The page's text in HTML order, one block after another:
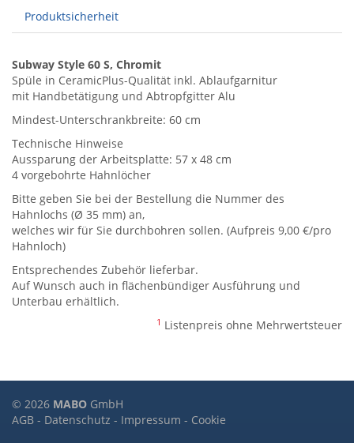
Produktsicherheit
Subway Style 60 S, Chromit
Spüle in CeramicPlus-Qualität inkl. Ablaufgarnitur
mit Handbetätigung und Abtropfgitter Alu
Mindest-Unterschrankbreite: 60 cm
Technische Hinweise
Aussparung der Arbeitsplatte: 57 x 48 cm
4 vorgebohrte Hahnlöcher
Bitte geben Sie bei der Bestellung die Nummer des
Hahnlochs (Ø 35 mm) an,
welches wir für Sie durchbohren sollen. (Aufpreis 9,00 €/pro
Hahnloch)
Entsprechendes Zubehör lieferbar.
Auf Wunsch auch in flächenbündiger Ausführung und
Unterbau erhältlich.
1 Listenpreis ohne Mehrwertsteuer
© 2026 MABO GmbH
AGB - Datenschutz - Impressum - Cookie